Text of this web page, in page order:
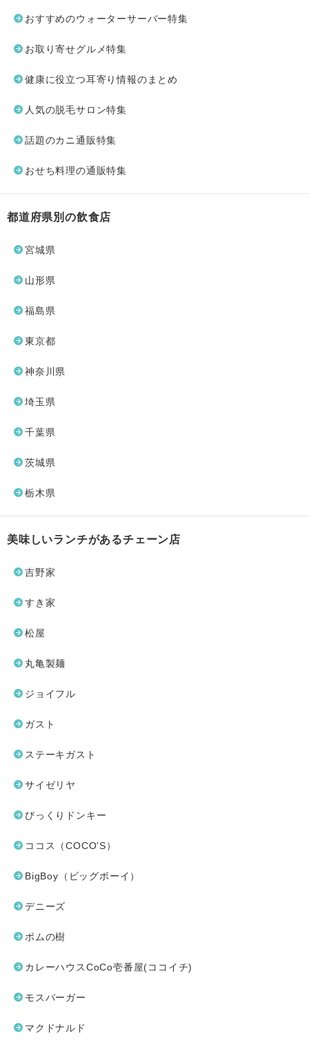
おすすめのウォーターサーバー特集
お取り寄せグルメ特集
健康に役立つ耳寄り情報のまとめ
人気の脱毛サロン特集
話題のカニ通販特集
おせち料理の通販特集
都道府県別の飲食店
宮城県
山形県
福島県
東京都
神奈川県
埼玉県
千葉県
茨城県
栃木県
美味しいランチがあるチェーン店
吉野家
すき家
松屋
丸亀製麺
ジョイフル
ガスト
ステーキガスト
サイゼリヤ
びっくりドンキー
ココス（COCO'S）
BigBoy（ビッグボーイ）
デニーズ
ポムの樹
カレーハウスCoCo壱番屋(ココイチ)
モスバーガー
マクドナルド